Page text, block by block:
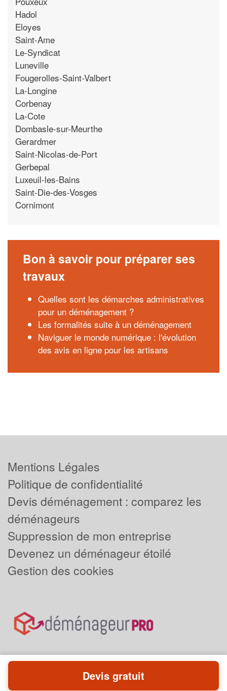
Hadol
Eloyes
Saint-Ame
Le-Syndicat
Luneville
Fougerolles-Saint-Valbert
La-Longine
Corbenay
La-Cote
Dombasle-sur-Meurthe
Gerardmer
Saint-Nicolas-de-Port
Gerbepal
Luxeuil-les-Bains
Saint-Die-des-Vosges
Cornimont
Bon à savoir pour préparer ses
travaux
Quelles sont les démarches administratives
pour un déménagement ?
Les formalités suite à un déménagement
Naviguer le monde numérique : l'évolution
des avis en ligne pour les artisans
Mentions Légales
Politique de confidentialité
Devis déménagement : comparez les
déménageurs
Suppression de mon entreprise
Devenez un déménageur étoilé
Gestion des cookies
Powered byPlus que pro
Devis gratuit